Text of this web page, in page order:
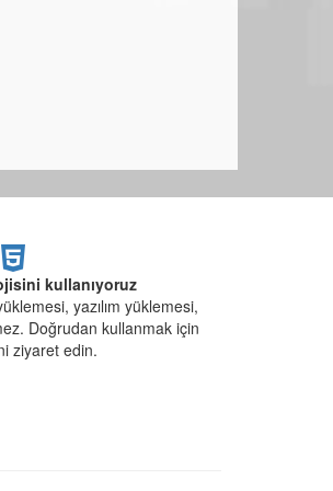
kullanıyoruz
yazılım yüklemesi,
Doğrudan kullanmak için
ziyaret edin.